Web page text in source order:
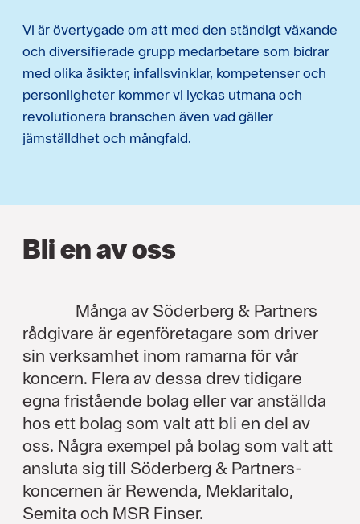
Vi är övertygade om att med den ständigt växande
och diversifierade grupp medarbetare som bidrar
med olika åsikter, infallsvinklar, kompetenser och
personligheter kommer vi lyckas utmana och
revolutionera branschen även vad gäller
jämställdhet och mångfald.
Bli en av oss
Många av Söderberg & Partners
rådgivare är egenföretagare som driver
sin verksamhet inom ramarna för vår
koncern. Flera av dessa drev tidigare
egna fristående bolag eller var anställda
hos ett bolag som valt att bli en del av
oss. Några exempel på bolag som valt att
ansluta sig till Söderberg & Partners-
koncernen är Rewenda, Meklaritalo,
Semita och MSR Finser.